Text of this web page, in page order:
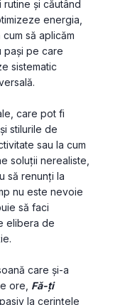
și căutând
energia,
să aplicăm
pași pe care
sistematic
care pot fi
stilurile de
sau la cum
soluții nerealiste,
să renunți la
nu este nevoie
să faci
elibera de
care și-a
ore, Fă-ți
la cerințele